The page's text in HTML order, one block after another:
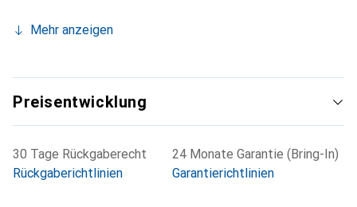
Mehr anzeigen
Preisentwicklung
30 Tage Rückgaberecht
Rückgaberichtlinien
24 Monate Garantie (Bring-In)
Garantierichtlinien